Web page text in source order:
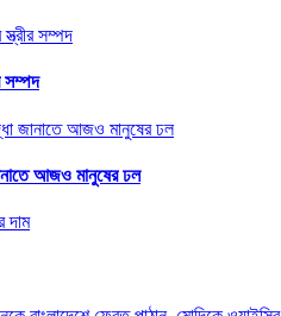
সম্পদ
আজও মানুষের ঢল